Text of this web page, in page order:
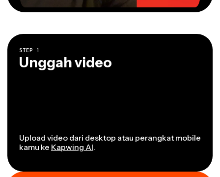
STEP 1
Unggah video
Upload video dari desktop atau perangkat mobile
kamu ke Kapwing AI.